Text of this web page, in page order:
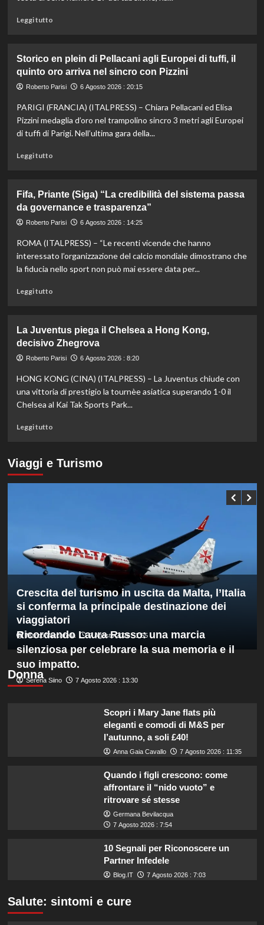
Bonucci
tra
i
Leggi tuttoLeggi
Darderi
agli
ottavi
Masters
1000
di
set
Storico en plein di Pellacani agli Europei di tuffi, il
quinto oro arriva nel sincro con Pizzini
Roberto Parisi 6 Agosto 2026 : 20:15
PARIGI (FRANCIA) (ITALPRESS) – Chiara Pellacani ed Elisa
Pizzini medaglia d’oro nel trampolino sincro 3 metri agli Europei
di tuffi di Parigi. Nell’ultima gara della...
Leggi tuttoLeggi
Storico
en
plein
Pellacani
agli
Europei
arriva
nel
sincro
Pizzini
Fifa, Priante (Siga) “La credibilità del sistema passa
da governance e trasparenza”
Roberto Parisi 6 Agosto 2026 : 14:25
ROMA (ITALPRESS) – “Le recenti vicende che hanno
interessato l’organizzazione del calcio mondiale dimostrano che
la fiducia nello sport non può mai essere data per...
Leggi tuttoLeggi
Fifa,
Priante
(Siga)
credibilità
del
sistema
trasparenza”
La Juventus piega il Chelsea a Hong Kong,
decisivo Zhegrova
Roberto Parisi 6 Agosto 2026 : 8:20
HONG KONG (CINA) (ITALPRESS) – La Juventus chiude con
una vittoria di prestigio la tournèe asiatica superando 1-0 il
Chelsea al Kai Tak Sports Park...
Leggi tuttoLeggi
su
La
Juventus
Kong,
decisivo
Zhegrova
Viaggi e Turismo
Crescita del turismo in uscita da Malta, l’Italia
si conferma la principale destinazione dei
viaggiatori
Marco Vaccarella 7 Agosto 2026 : 1:55
Donna
Ricordando Laura Russo: una marcia
silenziosa per celebrare la sua memoria e il
suo impatto.
Serena Siino 7 Agosto 2026 : 13:30
Scopri i Mary Jane flats più
eleganti e comodi di M&S per
l’autunno, a soli £40!
Anna Gaia Cavallo 7 Agosto 2026 : 11:35
Quando i figli crescono: come
affrontare il “nido vuoto” e
ritrovare sé stesse
Germana Bevilacqua
7 Agosto 2026 : 7:54
10 Segnali per Riconoscere un
Partner Infedele
Blog.IT 7 Agosto 2026 : 7:03
Salute: sintomi e cure